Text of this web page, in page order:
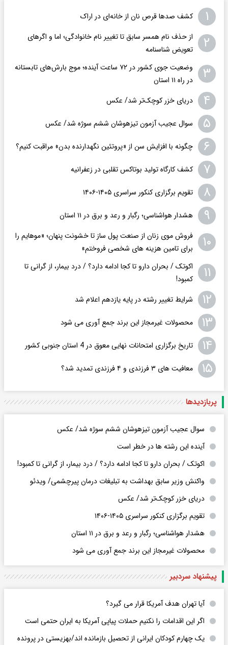
۱ کشف صدها قرص نان از خانه‌ای در اراک
۲
از حذف نام همسر سابق تا تغییر نام خانوادگی؛ اما و اگرهای
تعویض شناسنامه
۳
وضعیت جوی کشور در ۷۲ ساعت آینده؛ موج بارش‌های تابستانه
در راه ۱۱ استان
۴ دریای خزر کوچک‌تر شد/ عکس
۵ سوال عجیب آزمون تیزهوشان ششم سوژه شد/ عکس
۶ چگونه با افزایش سن از «پروتئین نگهدارنده بدن» مراقبت کنیم؟
۷ کشف کارگاه تولید بوتاکس تقلبی در زعفرانیه
۸ تقویم برگزاری کنکور سراسری ۱۴۰۵-۱۴۰۶
۹ هشدار هواشناسی؛ رگبار و رعد و برق در ۱۱ استان‌
۱۰
فروش موی زنان از صنعت پول ساز تا خشونت پنهان؛ «موهایم را
برای تامین هزینه های شخصی فروختم»
۱۱
اکوتک / بحران دارو تا کجا ادامه دارد؟ / درد بیمار، از گرانی تا
کمبود!
۱۲ شرایط تغییر رشته در پایه یازدهم اعلام شد
۱۳ محصولات غیرمجاز این برند جمع آوری می شود
۱۴ تاریخ برگزاری امتحانات نهایی معوق در 4 استان جنوبی کشور
۱۵ معافیت های ۳ فرزندی و ۴ فرزندی تمدید شد؟
پربازدید‌ها
سوال عجیب آزمون تیزهوشان ششم سوژه شد/ عکس
آینده این رشته ها در خطر است
اکوتک / بحران دارو تا کجا ادامه دارد؟ / درد بیمار، از گرانی تا کمبود!
واکنش وزیر سابق بهداشت به تبلیغات درمان پیرچشمی/ ویدئو
دریای خزر کوچک‌تر شد/ عکس
تقویم برگزاری کنکور سراسری ۱۴۰۵-۱۴۰۶
هشدار هواشناسی؛ رگبار و رعد و برق در ۱۱ استان‌
محصولات غیرمجاز این برند جمع آوری می شود
پیشنهاد سردبیر
آیا تهران هدف آمریکا قرار می گیرد؟
اگر این اقدامات را نکنیم حملات پیاپی آمریکا به ایران حتمی است
یک چهارم کودکان ایرانی از تحصیل بازمانده اند/بهزیستی در پرونده